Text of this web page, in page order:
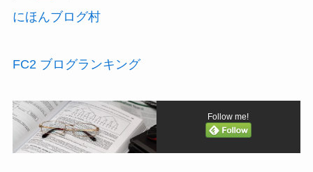
にほんブログ村
FC2 ブログランキング
Follow me!